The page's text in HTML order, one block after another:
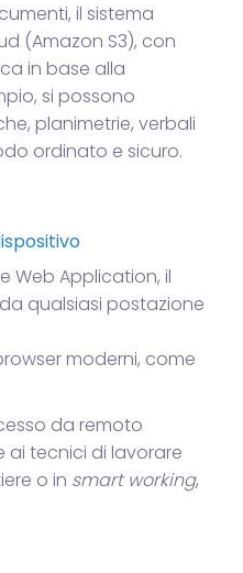
il sistema
(Amazon S3), con
in base alla
si possono
planimetrie, verbali
ordinato e sicuro.
Web Application, il
qualsiasi postazione
moderni, come
da remoto
ai tecnici di lavorare
o in smart working,